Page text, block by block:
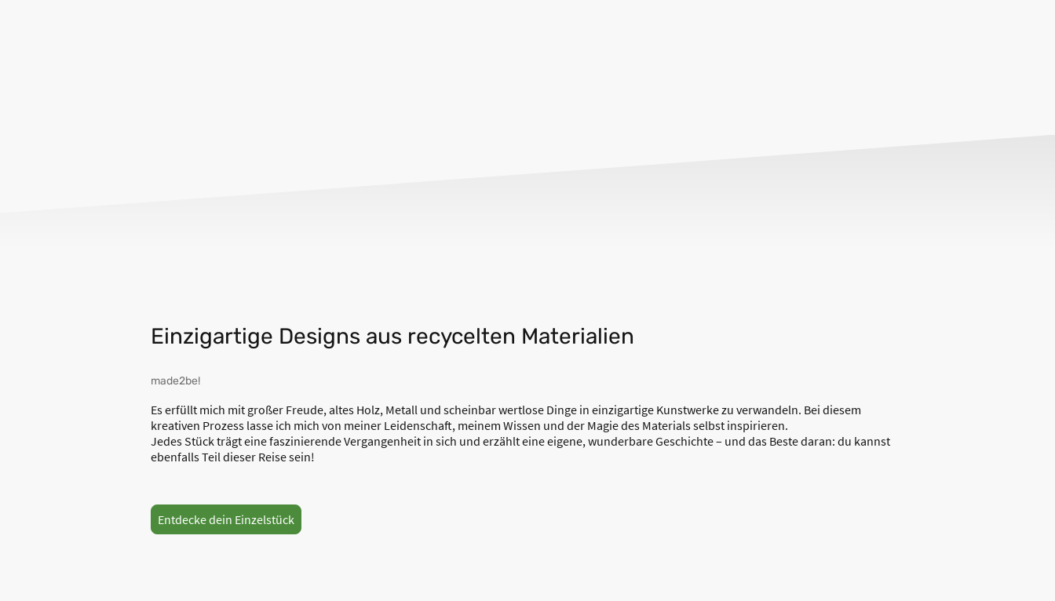
Einzigartige Designs aus recycelten Materialien
made2be!
Es erfüllt mich mit großer Freude, altes Holz, Metall und scheinbar wertlose Dinge in einzigartige Kunstwerke zu verwandeln. Bei diesem
kreativen Prozess lasse ich mich von meiner Leidenschaft, meinem Wissen und der Magie des Materials selbst inspirieren.
Jedes Stück trägt eine faszinierende Vergangenheit in sich und erzählt eine eigene, wunderbare Geschichte – und das Beste daran: du kannst
ebenfalls Teil dieser Reise sein!
Entdecke dein Einzelstück